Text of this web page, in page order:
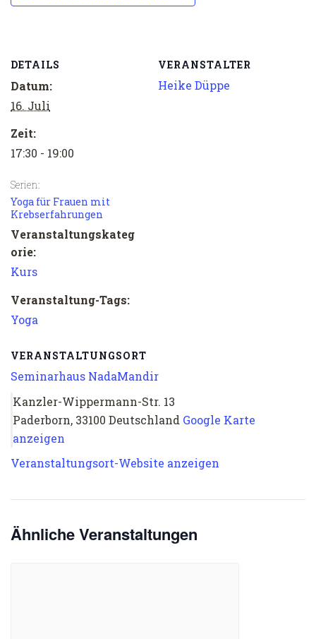
DETAILS
Datum:
16. Juli
Zeit:
17:30 - 19:00
Serien:
Yoga für Frauen mit
Krebserfahrungen
Veranstaltungskateg
orie:
Kurs
Veranstaltung-Tags:
Yoga
VERANSTALTUNGSORT
Seminarhaus NadaMandir
Kanzler-Wippermann-Str. 13
Paderborn, 33100 Deutschland Google Karte
anzeigen
Veranstaltungsort-Website anzeigen
VERANSTALTER
Heike Düppe
Ähnliche Veranstaltungen